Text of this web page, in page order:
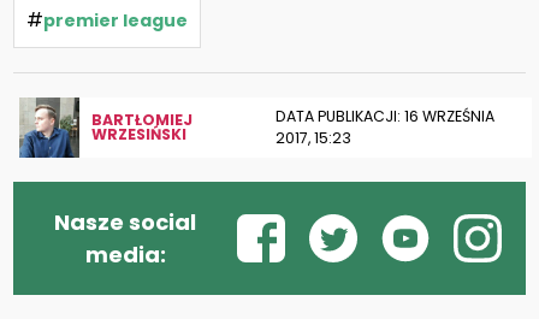
#premier league
BARTŁOMIEJ
WRZESIŃSKI
DATA PUBLIKACJI: 16 WRZEŚNIA
2017, 15:23
Nasze social
media: